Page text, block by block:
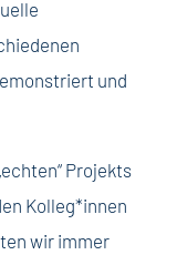
und
Projekts
Kolleg*innen
wir immer